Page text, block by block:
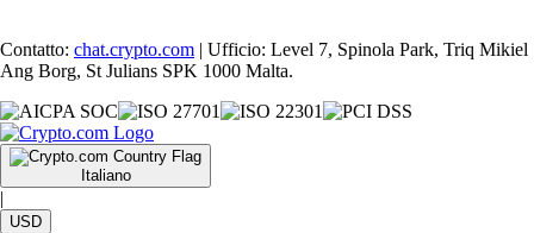
Contatto: chat.crypto.com | Ufficio: Level 7, Spinola Park, Triq Mikiel
Ang Borg, St Julians SPK 1000 Malta.
Italiano
|
USD